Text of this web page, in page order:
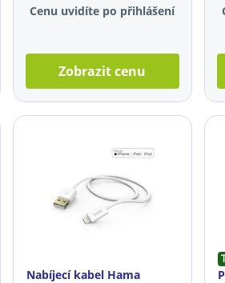
Cenu uvidíte po přihlášení
Zobrazit cenu
Nabíjecí kabel Hama